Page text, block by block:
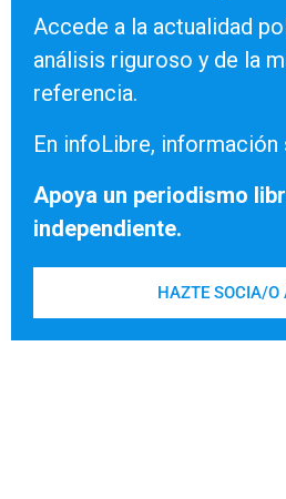
Accede a la actualidad
análisis riguroso y de la
referencia.
En infoLibre, información
Apoya un periodismo
independiente.
HAZTE SOCIA/O